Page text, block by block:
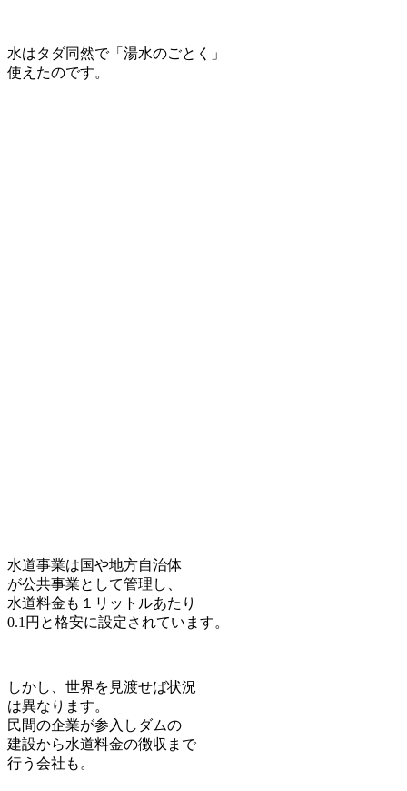
水はタダ同然で「湯水のごとく」
使えたのです。
水道事業は国や地方自治体
が公共事業として管理し、
水道料金も１リットルあたり
0.1円と格安に設定されています。
しかし、世界を見渡せば状況
は異なります。
民間の企業が参入しダムの
建設から水道料金の徴収まで
行う会社も。